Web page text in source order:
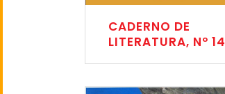
CADERNO DE
LITERATURA, Nº 14